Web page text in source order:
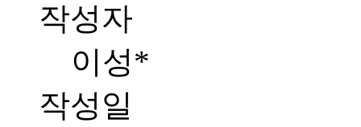
작성자
이성*
작성일